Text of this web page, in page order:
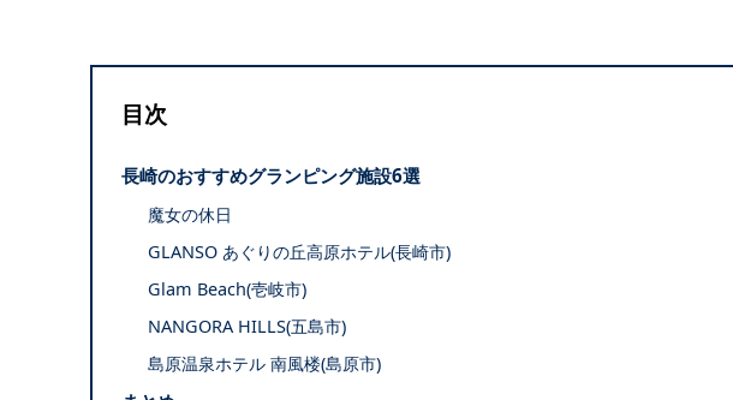
目次
長崎のおすすめグランピング施設6選
魔女の休日
GLANSO あぐりの丘高原ホテル(長崎市)
Glam Beach(壱岐市)
NANGORA HILLS(五島市)
島原温泉ホテル 南風楼(島原市)